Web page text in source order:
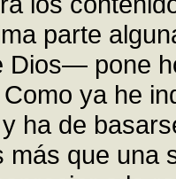
parte
Dios— pone
ya he
ha de
más que una